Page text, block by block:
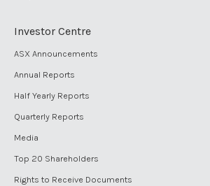
Investor Centre
ASX Announcements
Annual Reports
Half Yearly Reports
Quarterly Reports
Media
Top 20 Shareholders
Rights to Receive Documents